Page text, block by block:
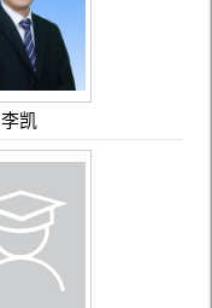
李凯